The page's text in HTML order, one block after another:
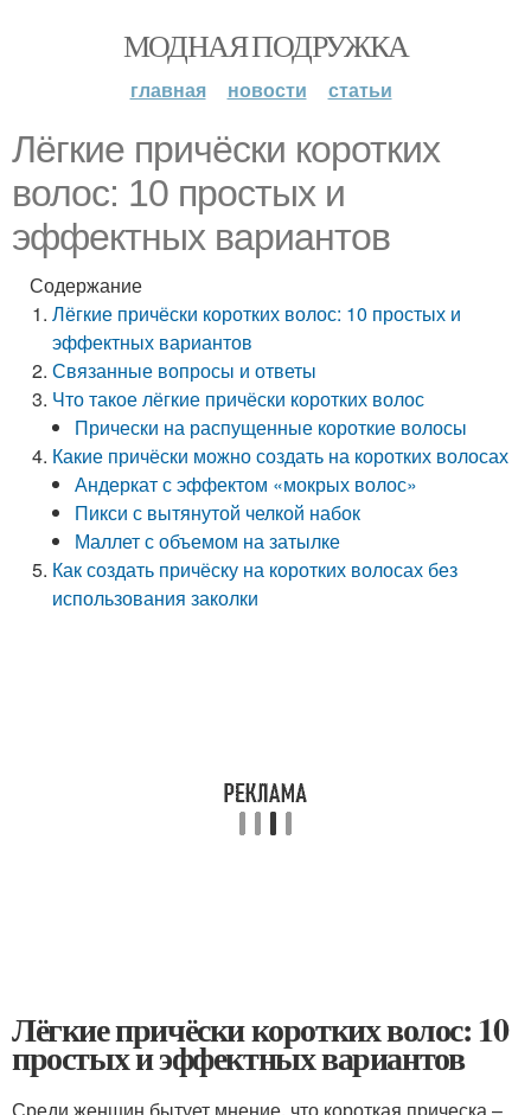
МОДНАЯ ПОДРУЖКА
главная новости статьи
Лёгкие причёски коротких
волос: 10 простых и
эффектных вариантов
Содержание
Лёгкие причёски коротких волос: 10 простых и
эффектных вариантов
Связанные вопросы и ответы
Что такое лёгкие причёски коротких волос
Прически на распущенные короткие волосы
Какие причёски можно создать на коротких волосах
Андеркат с эффектом «мокрых волос»
Пикси с вытянутой челкой набок
Маллет с объемом на затылке
Как создать причёску на коротких волосах без
использования заколки
Лёгкие причёски коротких волос: 10
простых и эффектных вариантов